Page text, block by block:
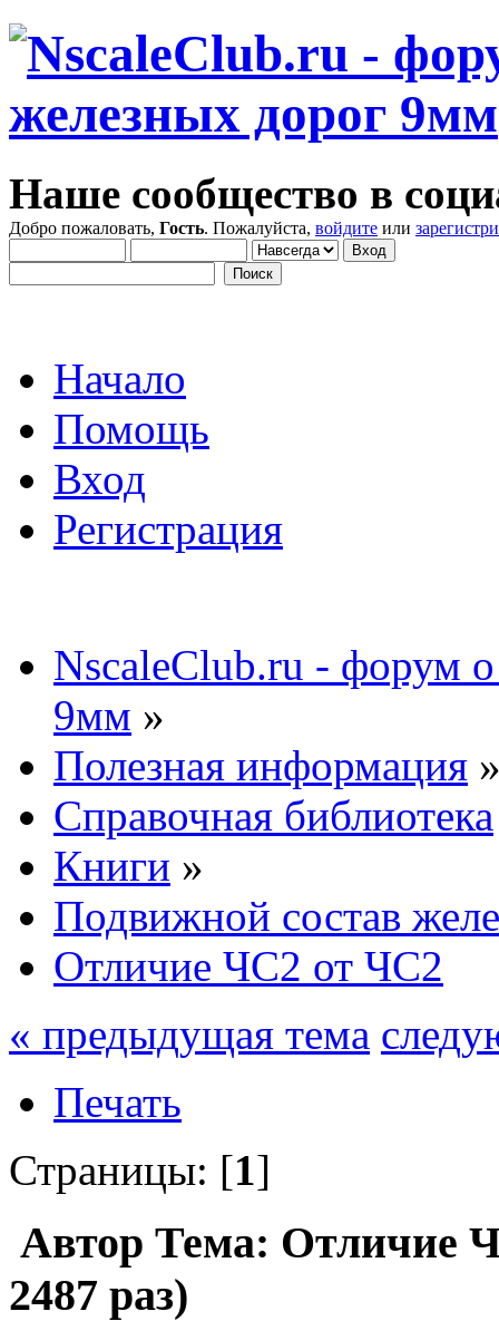
Наше сообщество в
Добро пожаловать, Гость. Пожалуйста, войдите или
Начало
Помощь
Вход
Регистрация
NscaleClub.ru - форум
9мм »
Полезная информация
Справочная библиотека
Книги »
Подвижной состав
Отличие ЧС2 от ЧС2
« предыдущая тема
Печать
Страницы: [1]
Автор Тема: Отличие
2487 раз)